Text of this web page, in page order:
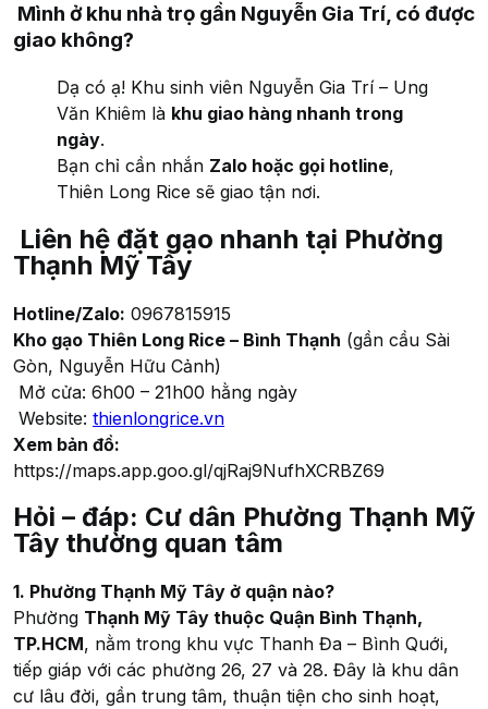
Mình ở khu nhà trọ gần Nguyễn Gia Trí, có được
giao không?
Dạ có ạ! Khu sinh viên Nguyễn Gia Trí – Ung
Văn Khiêm là khu giao hàng nhanh trong
ngày.
Bạn chỉ cần nhắn Zalo hoặc gọi hotline,
Thiên Long Rice sẽ giao tận nơi.
Liên hệ đặt gạo nhanh tại Phường
Thạnh Mỹ Tây
Hotline/Zalo: 0967815915
Kho gạo Thiên Long Rice – Bình Thạnh (gần cầu Sài
Gòn, Nguyễn Hữu Cảnh)
Mở cửa: 6h00 – 21h00 hằng ngày
Website: thienlongrice.vn
Xem bản đồ:
https://maps.app.goo.gl/qjRaj9NufhXCRBZ69
Hỏi – đáp: Cư dân Phường Thạnh Mỹ
Tây thường quan tâm
1. Phường Thạnh Mỹ Tây ở quận nào?
Phường Thạnh Mỹ Tây thuộc Quận Bình Thạnh,
TP.HCM, nằm trong khu vực Thanh Đa – Bình Quới,
tiếp giáp với các phường 26, 27 và 28. Đây là khu dân
cư lâu đời, gần trung tâm, thuận tiện cho sinh hoạt,